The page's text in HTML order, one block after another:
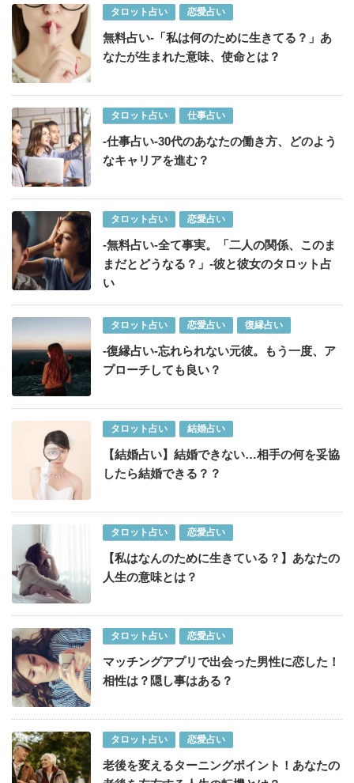
タロット占い 恋愛占い
無料占い-「私は何のために生きてる？」あ
なたが生まれた意味、使命とは？
タロット占い 仕事占い
-仕事占い-30代のあなたの働き方、どのよう
なキャリアを進む？
タロット占い 恋愛占い
-無料占い-全て事実。「二人の関係、このま
まだとどうなる？」-彼と彼女のタロット占
い
タロット占い 恋愛占い 復縁占い
-復縁占い-忘れられない元彼。もう一度、ア
プローチしても良い？
タロット占い 結婚占い
【結婚占い】結婚できない…相手の何を妥協
したら結婚できる？？
タロット占い 恋愛占い
【私はなんのために生きている？】あなたの
人生の意味とは？
タロット占い 恋愛占い
マッチングアプリで出会った男性に恋した！
相性は？隠し事はある？
タロット占い 恋愛占い
老後を変えるターニングポイント！あなたの